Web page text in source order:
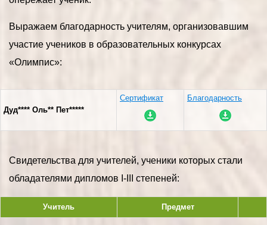
Выражаем благодарность учителям, организовавшим
участие учеников в образовательных конкурсах
«Олимпис»:
Дуд**** Оль** Пет*****
Сертификат Благодарность
Свидетельства для учителей, ученики которых стали
обладателями дипломов I-III степеней:
Учитель Предмет